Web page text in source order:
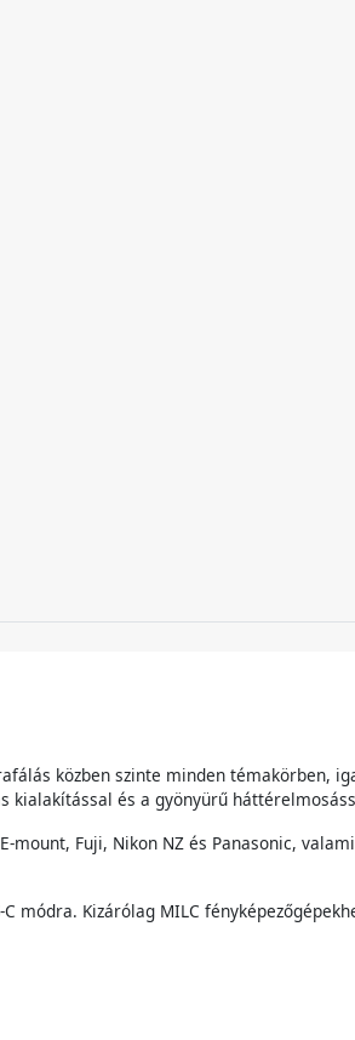
közben szinte minden témakörben,
kialakítással és a gyönyürű
Fuji, Nikon NZ és Panasonic,
Kizárólag MILC